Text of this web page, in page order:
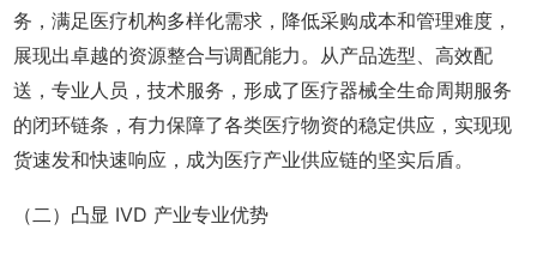
务，满足医疗机构多样化需求，降低采购成本和管理难度，
展现出卓越的资源整合与调配能力。从产品选型、高效配
送，专业人员，技术服务，形成了医疗器械全生命周期服务
的闭环链条，有力保障了各类医疗物资的稳定供应，实现现
货速发和快速响应，成为医疗产业供应链的坚实后盾。
（二）凸显 IVD 产业专业优势